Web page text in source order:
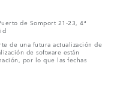
de Somport 21-23, 4ª
de una futura actualización de
de software están
por lo que las fechas